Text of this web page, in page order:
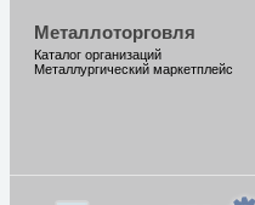
Металлоторговля
Каталог организаций
Металлургический маркетплейс